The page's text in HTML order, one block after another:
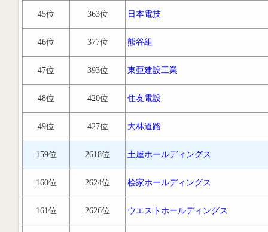
45位 363位 日本電技
46位 377位 熊谷組
47位 393位 東亜建設工業
48位 420位 住友電設
49位 427位 大林道路
159位 2618位 土屋ホールディングス
160位 2624位 桧家ホールディングス
161位 2626位 ウエストホールディングス